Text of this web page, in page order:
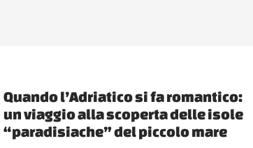
Quando l’Adriatico si fa romantico:
un viaggio alla scoperta delle isole
“paradisiache” del piccolo mare